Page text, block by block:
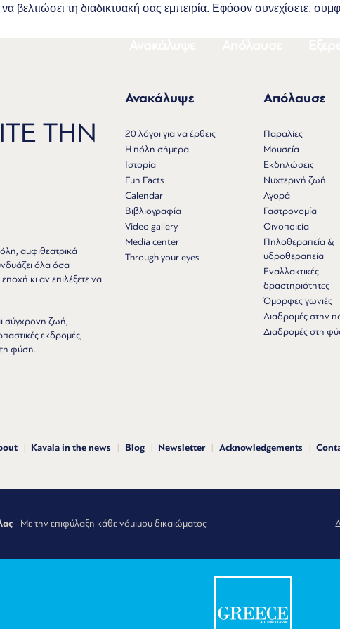
βελτιώσει τη διαδικτυακή σας εμπειρία. Εφόσον συνεχίσετε,
ΤΗΝ
αμφιθεατρικά
όλα όσα
κι αν επιλέξετε να
σύγχρονη ζωή,
εκδρομές,
φύση...
Ανακάλυψε
20 λόγοι για να έρθεις
Η πόλη σήμερα
Ιστορία
Fun Facts
Calendar
Βιβλιογραφία
Video gallery
Media center
Through your eyes
Απόλαυσε
Παραλίες
Μουσεία
Εκδηλώσεις
Νυχτερινή ζωή
Αγορά
Γαστρονομία
Οινοποιεία
Πηλοθεραπεία &
υδροθεραπεία
Εναλλακτικές
δραστηριότητες
Όμορφες γωνιές
Διαδρομές στην
Διαδρομές στη
Kavala in the news Blog Newsletter Acknowledgements
- Με την επιφύλαξη κάθε νόμιμου δικαιώματος